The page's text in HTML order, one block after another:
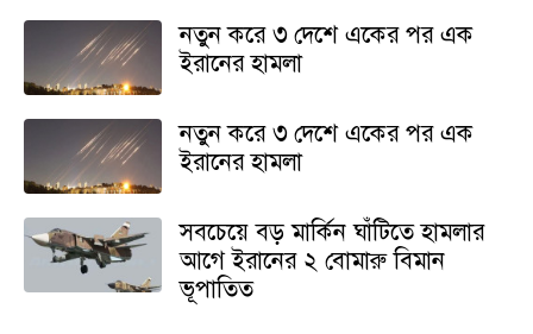
নতুন করে ৩ দেশে একের পর এক
ইরানের হামলা
নতুন করে ৩ দেশে একের পর এক
ইরানের হামলা
সবচেয়ে বড় মার্কিন ঘাঁটিতে হামলার
আগে ইরানের ২ বোমারু বিমান
ভূপাতিত